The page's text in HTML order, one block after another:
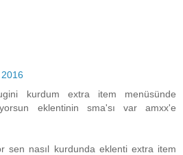
kurdum extra item menüsünde
eklentinin sma'sı var amxx'e
sen nasıl kurdunda eklenti extra item